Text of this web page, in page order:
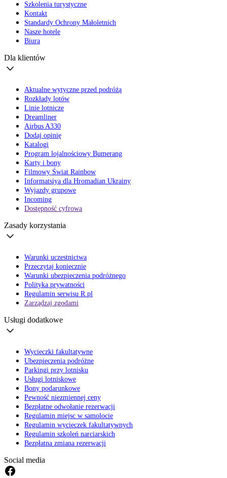
Szkolenia turystyczne
Kontakt
Standardy Ochrony Małoletnich
Nasze hotele
Biura
Dla klientów
Aktualne wytyczne przed podróżą
Rozkłady lotów
Linie lotnicze
Dreamliner
Airbus A330
Dodaj opinię
Katalogi
Program lojalnościowy Bumerang
Karty i bony
Filmowy Świat Rainbow
Informatsiya dla Hromadian Ukrainy
Wyjazdy grupowe
Incoming
Dostępność cyfrowa
Zasady korzystania
Warunki uczestnictwa
Przeczytaj koniecznie
Warunki ubezpieczenia podróżnego
Polityka prywatności
Regulamin serwisu R.pl
Zarządzaj zgodami
Usługi dodatkowe
Wycieczki fakultatywne
Ubezpieczenia podróżne
Parkingi przy lotnisku
Usługi lotniskowe
Bony podarunkowe
Pewność niezmiennej ceny
Bezpłatne odwołanie rezerwacji
Regulamin miejsc w samolocie
Regulamin wycieczek fakultatywnych
Regulamin szkoleń narciarskich
Bezpłatna zmiana rezerwacji
Social media